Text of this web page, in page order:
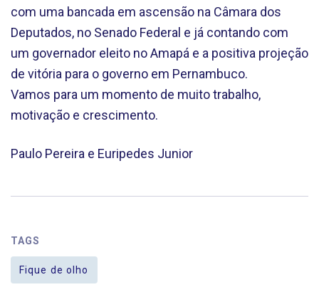
com uma bancada em ascensão na Câmara dos
Deputados, no Senado Federal e já contando com
um governador eleito no Amapá e a positiva projeção
de vitória para o governo em Pernambuco.
Vamos para um momento de muito trabalho,
motivação e crescimento.
Paulo Pereira e Euripedes Junior
TAGS
Fique de olho